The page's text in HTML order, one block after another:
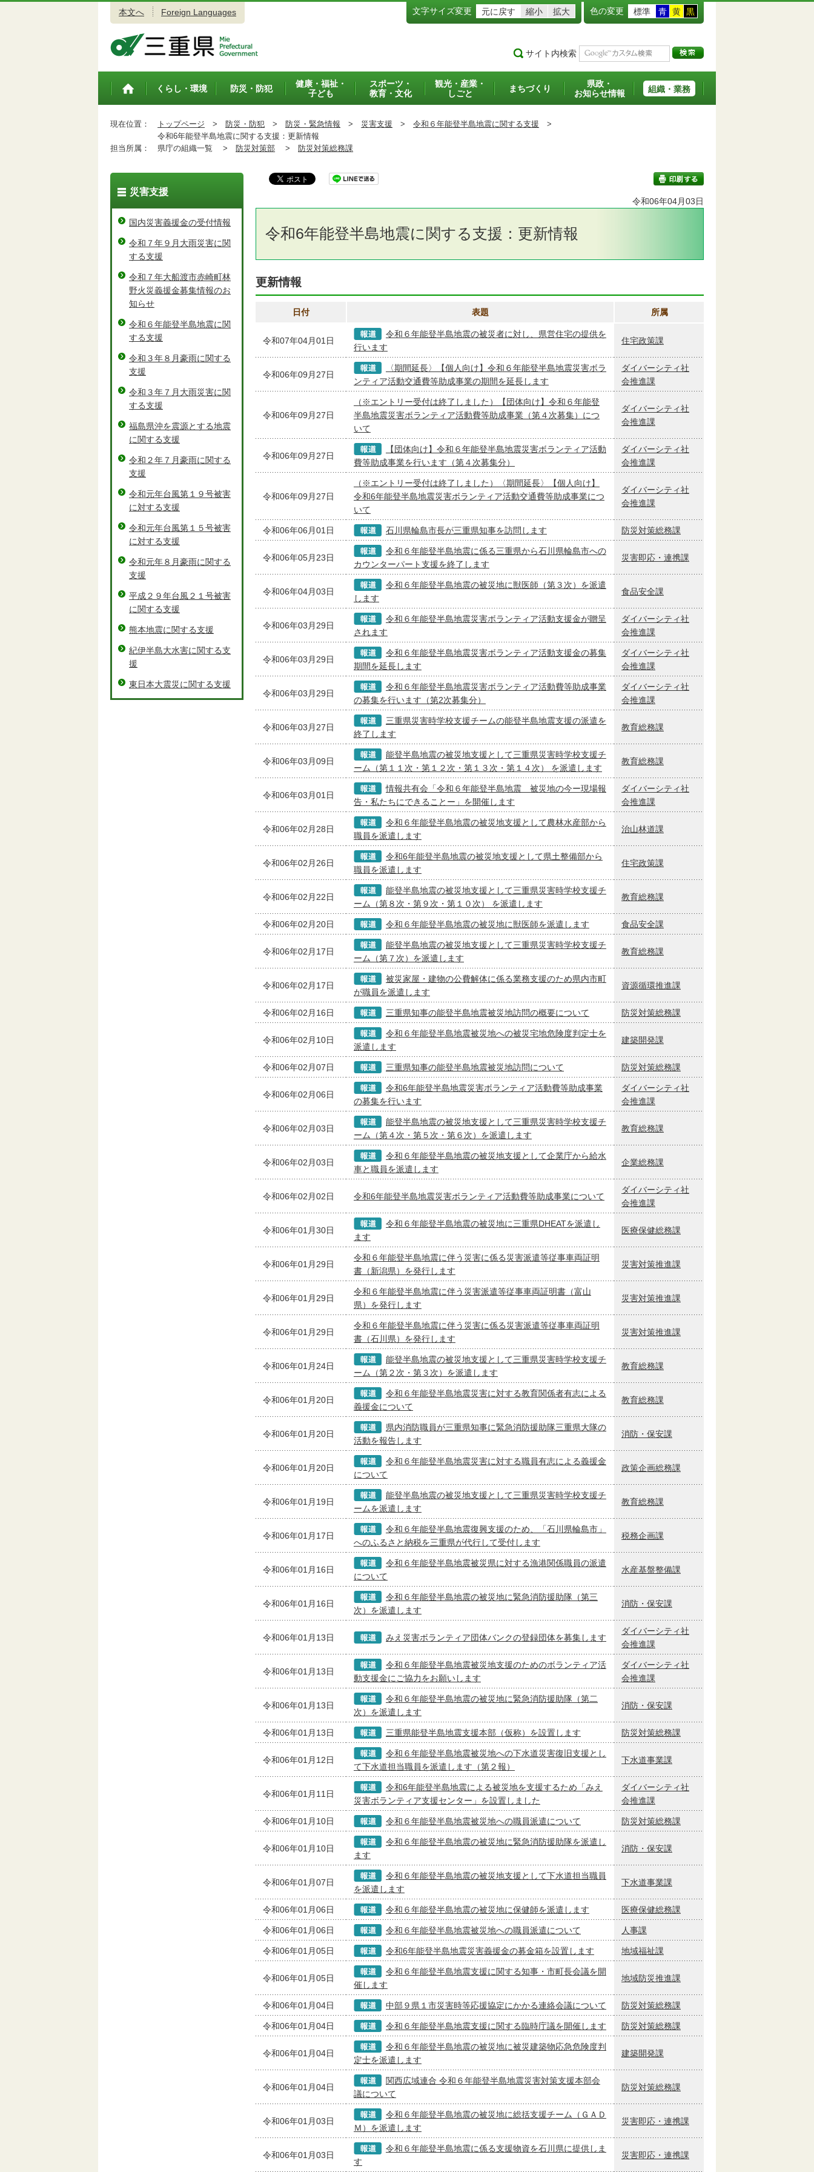
本文へ Foreign Languages 文字サイズ変更 元に戻す 縮小 拡大 色の変更 標準 青 黄 黒
サイト内検索
トップペ
くらし・環境 防災・防犯
健康・福祉・
子ども
スポーツ・
教育・文化
観光・産業・
しごと
まちづくり
県政・
お知らせ情報
組織・業務
現在位置： トップページ > 防災・防犯 > 防災・緊急情報 > 災害支援 > 令和６年能登半島地震に関する支援 >
令和6年能登半島地震に関する支援：更新情報
担当所属：
県庁の組織一覧 > 防災対策部 > 防災対策総務課
令和06年04月03日
令和6年能登半島地震に関する支援：更新情報
更新情報
日付 表題 所属
令和07年04月01日
令和６年能登半島地震の被災者に対し、県営住宅の提供を
行います
住宅政策課
令和06年09月27日
〈期間延長〉【個人向け】令和６年能登半島地震災害ボラ
ンティア活動交通費等助成事業の期間を延長します
ダイバーシティ社
会推進課
令和06年09月27日
（※エントリー受付は終了しました）【団体向け】令和６年能登
半島地震災害ボランティア活動費等助成事業（第４次募集）につ
いて
ダイバーシティ社
会推進課
令和06年09月27日
【団体向け】令和６年能登半島地震災害ボランティア活動
費等助成事業を行います（第４次募集分）
ダイバーシティ社
会推進課
令和06年09月27日
（※エントリー受付は終了しました）〈期間延長〉【個人向け】
令和6年能登半島地震災害ボランティア活動交通費等助成事業につ
いて
ダイバーシティ社
会推進課
令和06年06月01日 石川県輪島市長が三重県知事を訪問します 防災対策総務課
令和06年05月23日
令和６年能登半島地震に係る三重県から石川県輪島市への
カウンターパート支援を終了します
災害即応・連携課
令和06年04月03日
令和６年能登半島地震の被災地に獣医師（第３次）を派遣
します
食品安全課
令和06年03月29日
令和６年能登半島地震災害ボランティア活動支援金が贈呈
されます
ダイバーシティ社
会推進課
令和06年03月29日
令和６年能登半島地震災害ボランティア活動支援金の募集
期間を延長します
ダイバーシティ社
会推進課
令和06年03月29日
令和６年能登半島地震災害ボランティア活動費等助成事業
の募集を行います（第2次募集分）
ダイバーシティ社
会推進課
令和06年03月27日
三重県災害時学校支援チームの能登半島地震支援の派遣を
終了します
教育総務課
令和06年03月09日
能登半島地震の被災地支援として三重県災害時学校支援チ
ーム（第１１次・第１２次・第１３次・第１４次） を派遣します
教育総務課
令和06年03月01日
情報共有会「令和６年能登半島地震 被災地の今ー現場報
告・私たちにできることー」を開催します
ダイバーシティ社
会推進課
令和06年02月28日
令和６年能登半島地震の被災地支援として農林水産部から
職員を派遣します
治山林道課
令和06年02月26日
令和6年能登半島地震の被災地支援として県土整備部から
職員を派遣します
住宅政策課
令和06年02月22日
能登半島地震の被災地支援として三重県災害時学校支援チ
ーム（第８次・第９次・第１０次） を派遣します
教育総務課
令和06年02月20日 令和６年能登半島地震の被災地に獣医師を派遣します 食品安全課
令和06年02月17日
能登半島地震の被災地支援として三重県災害時学校支援チ
ーム（第７次）を派遣します
教育総務課
令和06年02月17日
被災家屋・建物の公費解体に係る業務支援のため県内市町
が職員を派遣します
資源循環推進課
令和06年02月16日 三重県知事の能登半島地震被災地訪問の概要について 防災対策総務課
令和06年02月10日
令和６年能登半島地震被災地への被災宅地危険度判定士を
派遣します
建築開発課
令和06年02月07日 三重県知事の能登半島地震被災地訪問について 防災対策総務課
令和06年02月06日
令和6年能登半島地震災害ボランティア活動費等助成事業
の募集を行います
ダイバーシティ社
会推進課
令和06年02月03日
能登半島地震の被災地支援として三重県災害時学校支援チ
ーム（第４次・第５次・第６次）を派遣します
教育総務課
令和06年02月03日
令和６年能登半島地震の被災地支援として企業庁から給水
車と職員を派遣します
企業総務課
令和06年02月02日 令和6年能登半島地震災害ボランティア活動費等助成事業について
ダイバーシティ社
会推進課
令和06年01月30日
令和６年能登半島地震の被災地に三重県DHEATを派遣し
ます
医療保健総務課
令和06年01月29日
令和６年能登半島地震に伴う災害に係る災害派遣等従事車両証明
書（新潟県）を発行します
災害対策推進課
令和06年01月29日
令和６年能登半島地震に伴う災害派遣等従事車両証明書（富山
県）を発行します
災害対策推進課
令和06年01月29日
令和６年能登半島地震に伴う災害に係る災害派遣等従事車両証明
書（石川県）を発行します
災害対策推進課
令和06年01月24日
能登半島地震の被災地支援として三重県災害時学校支援チ
ーム（第２次・第３次）を派遣します
教育総務課
令和06年01月20日
令和６年能登半島地震災害に対する教育関係者有志による
義援金について
教育総務課
令和06年01月20日
県内消防職員が三重県知事に緊急消防援助隊三重県大隊の
活動を報告します
消防・保安課
令和06年01月20日
令和６年能登半島地震災害に対する職員有志による義援金
について
政策企画総務課
令和06年01月19日
能登半島地震の被災地支援として三重県災害時学校支援チ
ームを派遣します
教育総務課
令和06年01月17日
令和６年能登半島地震復興支援のため、「石川県輪島市」
へのふるさと納税を三重県が代行して受付します
税務企画課
令和06年01月16日
令和６年能登半島地震被災県に対する漁港関係職員の派遣
について
水産基盤整備課
令和06年01月16日
令和６年能登半島地震の被災地に緊急消防援助隊（第三
次）を派遣します
消防・保安課
令和06年01月13日 みえ災害ボランティア団体バンクの登録団体を募集します
ダイバーシティ社
会推進課
令和06年01月13日
令和６年能登半島地震被災地支援のためのボランティア活
動支援金にご協力をお願いします
ダイバーシティ社
会推進課
令和06年01月13日
令和６年能登半島地震の被災地に緊急消防援助隊（第二
次）を派遣します
消防・保安課
令和06年01月13日 三重県能登半島地震支援本部（仮称）を設置します 防災対策総務課
令和06年01月12日
令和６年能登半島地震被災地への下水道災害復旧支援とし
て下水道担当職員を派遣します（第２報）
下水道事業課
令和06年01月11日
令和6年能登半島地震による被災地を支援するため「みえ
災害ボランティア支援センター」を設置しました
ダイバーシティ社
会推進課
令和06年01月10日 令和６年能登半島地震被災地への職員派遣について 防災対策総務課
令和06年01月10日
令和６年能登半島地震の被災地に緊急消防援助隊を派遣し
ます
消防・保安課
令和06年01月07日
令和６年能登半島地震の被災地支援として下水道担当職員
を派遣します
下水道事業課
令和06年01月06日 令和６年能登半島地震の被災地に保健師を派遣します 医療保健総務課
令和06年01月06日 令和６年能登半島地震被災地への職員派遣について 人事課
令和06年01月05日 令和6年能登半島地震災害義援金の募金箱を設置します 地域福祉課
令和06年01月05日
令和６年能登半島地震支援に関する知事・市町長会議を開
催します
地域防災推進課
令和06年01月04日 中部９県１市災害時等応援協定にかかる連絡会議について 防災対策総務課
令和06年01月04日 令和６年能登半島地震支援に関する臨時庁議を開催します 防災対策総務課
令和06年01月04日
令和６年能登半島地震の被災地に被災建築物応急危険度判
定士を派遣します
建築開発課
令和06年01月04日
関西広域連合 令和６年能登半島地震災害対策支援本部会
議について
防災対策総務課
令和06年01月03日
令和６年能登半島地震の被災地に総括支援チーム（ＧＡＤ
Ｍ）を派遣します
災害即応・連携課
令和06年01月03日
令和６年能登半島地震に係る支援物資を石川県に提供しま
す
災害即応・連携課
災害支援
国内災害義援金の受付情報
令和７年９月大雨災害に関
する支援
令和７年大船渡市赤崎町林
野火災義援金募集情報のお
知らせ
令和６年能登半島地震に関
する支援
令和３年８月豪雨に関する
支援
令和３年７月大雨災害に関
する支援
福島県沖を震源とする地震
に関する支援
令和２年７月豪雨に関する
支援
令和元年台風第１９号被害
に対する支援
令和元年台風第１５号被害
に対する支援
令和元年８月豪雨に関する
支援
平成２９年台風２１号被害
に関する支援
熊本地震に関する支援
紀伊半島大水害に関する支
援
東日本大震災に関する支援